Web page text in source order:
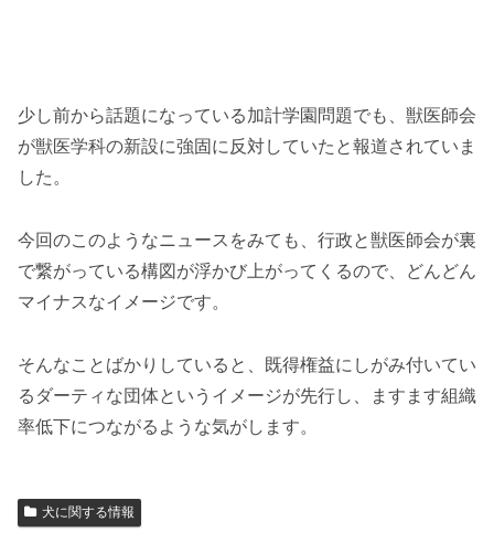
少し前から話題になっている加計学園問題でも、獣医師会
が獣医学科の新設に強固に反対していたと報道されていま
した。
今回のこのようなニュースをみても、行政と獣医師会が裏
で繋がっている構図が浮かび上がってくるので、どんどん
マイナスなイメージです。
そんなことばかりしていると、既得権益にしがみ付いてい
るダーティな団体というイメージが先行し、ますます組織
率低下につながるような気がします。
犬に関する情報